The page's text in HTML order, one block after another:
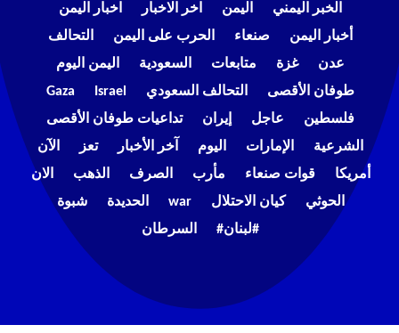
الخبر اليمني اليمن اخر الاخبار
اخبار اليمن
أخبار اليمن
صنعاء الحرب على اليمن
التحالف
عدن
غزة متابعات السعودية
اليمن اليوم
طوفان الأقصى
التحالف السعودي Israel
Gaza
فلسطين
عاجل إيران
تداعيات طوفان الأقصى
الشرعية
الإمارات اليوم آخر الأخبار تعز
الآن
أمريكا
قوات صنعاء مأرب الصرف الذهب
الان
الحوثي
كيان الاحتلال war الحديدة
شبوة
#لبنان#
السرطان